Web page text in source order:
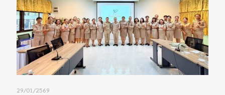
29/01/2569